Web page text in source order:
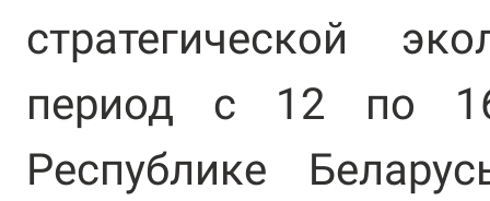
стратегической
период с 12 по
Республике